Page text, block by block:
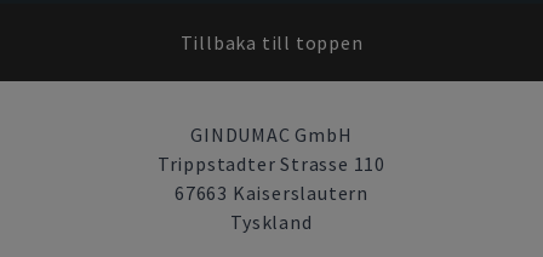
Tillbaka till toppen
GINDUMAC GmbH
Trippstadter Strasse 110
67663 Kaiserslautern
Tyskland